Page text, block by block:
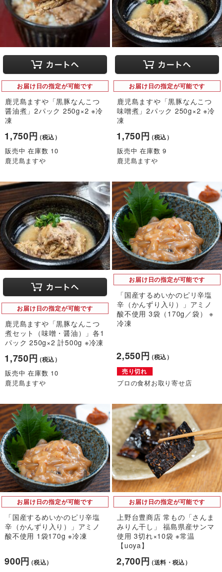
お届け日の指定が可能です
鹿児島ますや「黒豚なんこつ
醤油煮」2パック 250g×2 ※冷
凍
1,750円（税込）
販売中 在庫数 10
鹿児島ますや
お届け日の指定が可能です
鹿児島ますや「黒豚なんこつ
味噌煮」2パック 250g×2 ※冷
凍
1,750円（税込）
販売中 在庫数 9
鹿児島ますや
お届け日の指定が可能です
鹿児島ますや「黒豚なんこつ
煮セット（味噌・醤油）」各1
パック 250g×2 計500g ※冷凍
1,750円（税込）
販売中 在庫数 10
鹿児島ますや
お届け日の指定が可能です
「国産するめいかのピリ辛塩
辛（かんずり入り）」アミノ
酸不使用 3袋（170g／袋） ※
冷凍
2,550円（税込）
売り切れ
プロの食材お取り寄せ店
お届け日の指定が可能です
「国産するめいかのピリ辛塩
辛（かんずり入り）」アミノ
酸不使用 1袋170g ※冷凍
900円 （税込）
お届け日の指定が可能です
上野台豊商店 常もの「さんま
みりん干し」 福島県産サンマ
使用 3切れ×10袋 ※常温
【uoya】
2,700円（送料・税込）